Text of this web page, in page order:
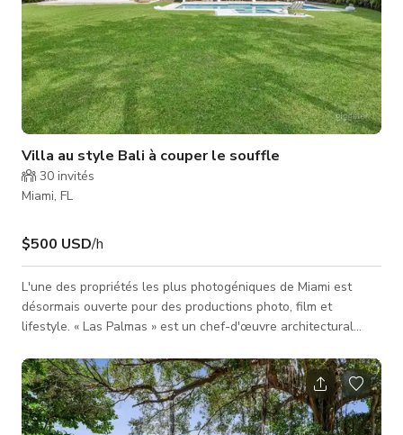
Villa au style Bali à couper le souffle
30 invités
Miami, FL
$500 USD/h
L'une des propriétés les plus photogéniques de Miami est
désormais ouverte pour des productions photo, film et
lifestyle. « Las Palmas » est un chef-d'œuvre architectural
un demi-acre de paysage tropical luxuriant et située dans une
rue calme en impasse avec un grand parking, cette maison
moderne du milieu du siècle offre une intimité totale et une
lumière naturelle époustouflante tout au long de la journée